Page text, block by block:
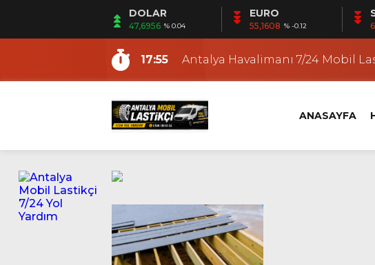
DOLAR
47,6956 % 0.04
EURO
55,1608 % -0.12
15:30
Antalya Gezici Lastikçi | Mobil
9:48
Antalya En Yakın Lastikçi
17:55
Antalya Havalimanı 7/24 Mobil
12:53
Fener Mobil Lastikçi | Fener
12:19
Ermenek Mobil Lastikçi |
12:12
Altıntaş Mobil Lastikçi | Altıntaş
11:03
Güzeloba Mobil Lastikçi
Kundu Mobil Lastikçi | Kundu’da
Antalya Oto ve Motosiklet Lastik
15:30
Antalya Gezici Lastikçi | Mobil
9:48
Antalya En Yakın Lastikçi
ANASAYFA